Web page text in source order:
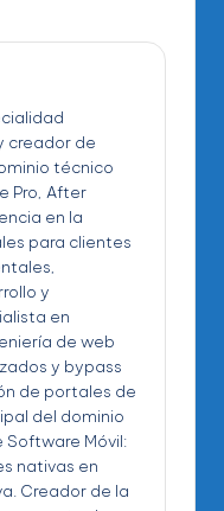
creador de
técnico
Pro, After
en la
para clientes
y
en
de web
y bypass
de portales de
del dominio
Software Móvil:
nativas en
Creador de la